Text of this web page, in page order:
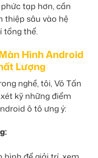
tạp hơn, cần
thiệp sâu vào hệ
tổng thể.
Hình Android
Lượng
nghề, tôi, Võ Tấn
kỹ những điểm
ô tô ưng ý: